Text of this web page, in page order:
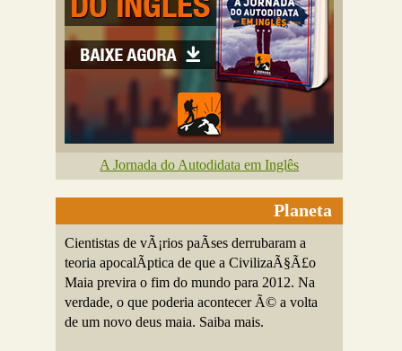
A Jornada do Autodidata em Inglês
Planeta
Cientistas de vÃ¡rios paÃ­ses derrubaram a
teoria apocalÃ­ptica de que a CivilizaÃ§Ã£o
Maia previra o fim do mundo para 2012. Na
verdade, o que poderia acontecer Ã© a volta
de um novo deus maia. Saiba mais.